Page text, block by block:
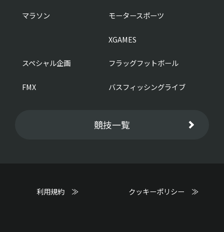
マラソン モータースポーツ
XGAMES
スペシャル企画 フラッグフットボール
FMX バスフィッシングライブ
競技一覧
利用規約 ≫ クッキーポリシー ≫